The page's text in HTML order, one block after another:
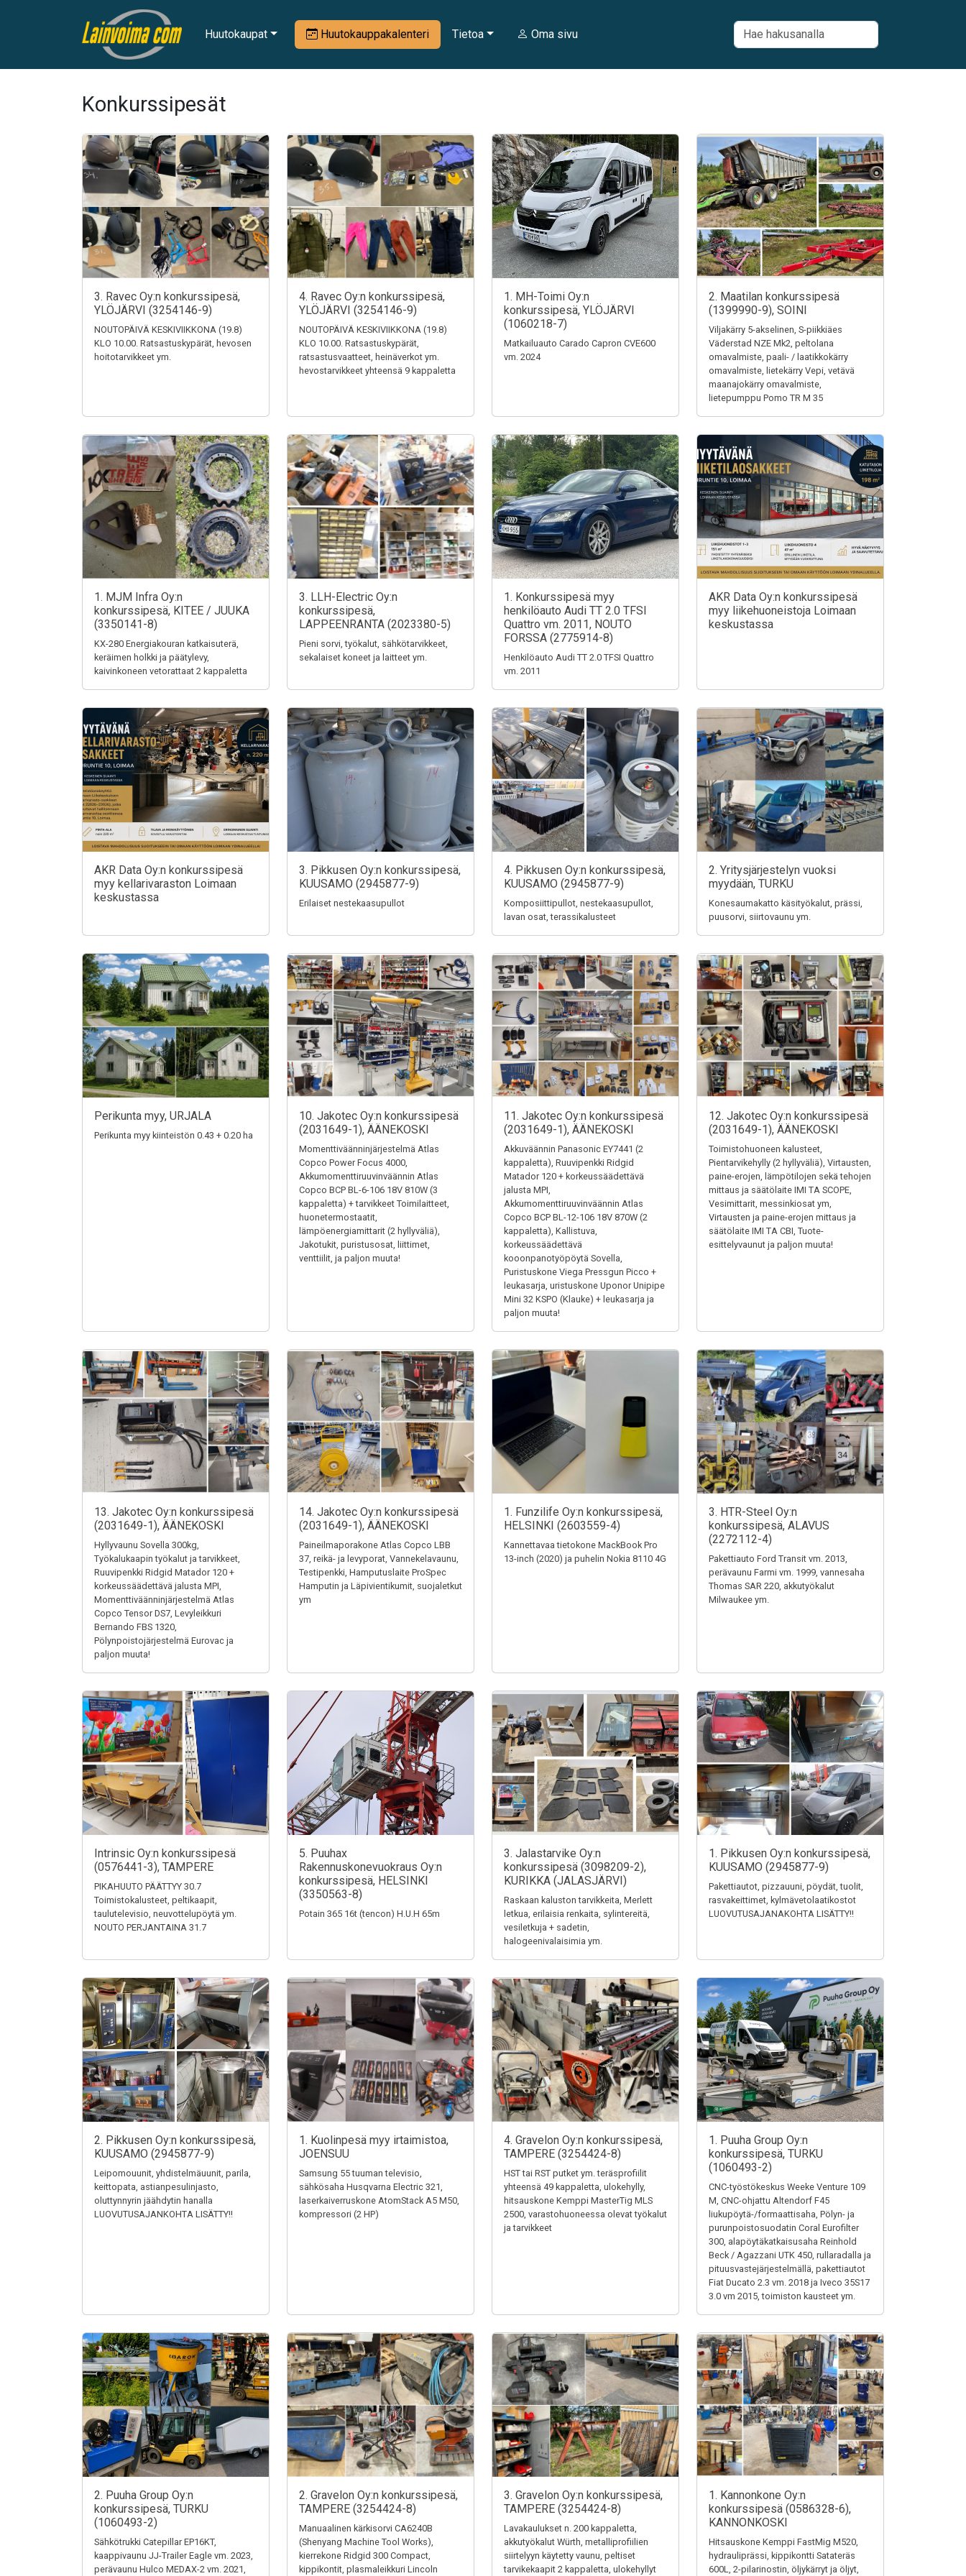
Huutokaupat Huutokauppakalenteri Tietoa Oma sivu
Konkurssipesät
3. Ravec Oy:n konkurssipesä,
YLÖJÄRVI (3254146-9)
NOUTOPÄIVÄ KESKIVIIKKONA (19.8)
KLO 10.00. Ratsastuskypärät, hevosen
hoitotarvikkeet ym.
4. Ravec Oy:n konkurssipesä,
YLÖJÄRVI (3254146-9)
NOUTOPÄIVÄ KESKIVIIKKONA (19.8)
KLO 10.00. Ratsastuskypärät,
ratsastusvaatteet, heinäverkot ym.
hevostarvikkeet yhteensä 9 kappaletta
1. MH-Toimi Oy:n
konkurssipesä, YLÖJÄRVI
(1060218-7)
Matkailuauto Carado Capron CVE600
vm. 2024
2. Maatilan konkurssipesä
(1399990-9), SOINI
Viljakärry 5-akselinen, S-piikkiäes
Väderstad NZE Mk2, peltolana
omavalmiste, paali- / laatikkokärry
omavalmiste, lietekärry Vepi, vetävä
maanajokärry omavalmiste,
lietepumppu Pomo TR M 35
1. MJM Infra Oy:n
konkurssipesä, KITEE / JUUKA
(3350141-8)
KX-280 Energiakouran katkaisuterä,
keräimen holkki ja päätylevy,
kaivinkoneen vetorattaat 2 kappaletta
3. LLH-Electric Oy:n
konkurssipesä,
LAPPEENRANTA (2023380-5)
Pieni sorvi, työkalut, sähkötarvikkeet,
sekalaiset koneet ja laitteet ym.
1. Konkurssipesä myy
henkilöauto Audi TT 2.0 TFSI
Quattro vm. 2011, NOUTO
FORSSA (2775914-8)
Henkilöauto Audi TT 2.0 TFSI Quattro
vm. 2011
AKR Data Oy:n konkurssipesä
myy liikehuoneistoja Loimaan
keskustassa
AKR Data Oy:n konkurssipesä
myy kellarivaraston Loimaan
keskustassa
3. Pikkusen Oy:n konkurssipesä,
KUUSAMO (2945877-9)
Erilaiset nestekaasupullot
4. Pikkusen Oy:n konkurssipesä,
KUUSAMO (2945877-9)
Komposiittipullot, nestekaasupullot,
lavan osat, terassikalusteet
2. Yritysjärjestelyn vuoksi
myydään, TURKU
Konesaumakatto käsityökalut, prässi,
puusorvi, siirtovaunu ym.
Perikunta myy, URJALA
Perikunta myy kiinteistön 0.43 + 0.20 ha
10. Jakotec Oy:n konkurssipesä
(2031649-1), ÄÄNEKOSKI
Momenttiväänninjärjestelmä Atlas
Copco Power Focus 4000,
Akkumomenttiruuvinväännin Atlas
Copco BCP BL-6-106 18V 810W (3
kappaletta) + tarvikkeet Toimilaitteet,
huonetermostaatit,
lämpöenergiamittarit (2 hyllyväliä),
Jakotukit, puristusosat, liittimet,
venttiilit, ja paljon muuta!
11. Jakotec Oy:n konkurssipesä
(2031649-1), ÄÄNEKOSKI
Akkuväännin Panasonic EY7441 (2
kappaletta), Ruuvipenkki Ridgid
Matador 120 + korkeussäädettävä
jalusta MPI,
Akkumomenttiruuvinväännin Atlas
Copco BCP BL-12-106 18V 870W (2
kappaletta), Kallistuva,
korkeussäädettävä
kooonpanotyöpöytä Sovella,
Puristuskone Viega Pressgun Picco +
leukasarja, uristuskone Uponor Unipipe
Mini 32 KSPO (Klauke) + leukasarja ja
paljon muuta!
12. Jakotec Oy:n konkurssipesä
(2031649-1), ÄÄNEKOSKI
Toimistohuoneen kalusteet,
Pientarvikehylly (2 hyllyväliä), Virtausten,
paine-erojen, lämpötilojen sekä tehojen
mittaus ja säätölaite IMI TA SCOPE,
Vesimittarit, messinkiosat ym,
Virtausten ja paine-erojen mittaus ja
säätölaite IMI TA CBI, Tuote-
esittelyvaunut ja paljon muuta!
13. Jakotec Oy:n konkurssipesä
(2031649-1), ÄÄNEKOSKI
Hyllyvaunu Sovella 300kg,
Työkalukaapin työkalut ja tarvikkeet,
Ruuvipenkki Ridgid Matador 120 +
korkeussäädettävä jalusta MPI,
Momenttiväänninjärjestelmä Atlas
Copco Tensor DS7, Levyleikkuri
Bernando FBS 1320,
Pölynpoistojärjestelmä Eurovac ja
paljon muuta!
14. Jakotec Oy:n konkurssipesä
(2031649-1), ÄÄNEKOSKI
Paineilmaporakone Atlas Copco LBB
37, reikä- ja levyporat, Vannekelavaunu,
Testipenkki, Hamputuslaite ProSpec
Hamputin ja Läpivientikumit, suojaletkut
ym
1. Funzilife Oy:n konkurssipesä,
HELSINKI (2603559-4)
Kannettavaa tietokone MackBook Pro
13-inch (2020) ja puhelin Nokia 8110 4G
3. HTR-Steel Oy:n
konkurssipesä, ALAVUS
(2272112-4)
Pakettiauto Ford Transit vm. 2013,
perävaunu Farmi vm. 1999, vannesaha
Thomas SAR 220, akkutyökalut
Milwaukee ym.
Intrinsic Oy:n konkurssipesä
(0576441-3), TAMPERE
PIKAHUUTO PÄÄTTYY 30.7
Toimistokalusteet, peltikaapit,
taulutelevisio, neuvottelupöytä ym.
NOUTO PERJANTAINA 31.7
5. Puuhax
Rakennuskonevuokraus Oy:n
konkurssipesä, HELSINKI
(3350563-8)
Potain 365 16t (tencon) H.U.H 65m
3. Jalastarvike Oy:n
konkurssipesä (3098209-2),
KURIKKA (JALASJÄRVI)
Raskaan kaluston tarvikkeita, Merlett
letkua, erilaisia renkaita, sylintereitä,
vesiletkuja + sadetin,
halogeenivalaisimia ym.
1. Pikkusen Oy:n konkurssipesä,
KUUSAMO (2945877-9)
Pakettiautot, pizzauuni, pöydät, tuolit,
rasvakeittimet, kylmävetolaatikostot
LUOVUTUSAJANAKOHTA LISÄTTY!!
2. Pikkusen Oy:n konkurssipesä,
KUUSAMO (2945877-9)
Leipomouunit, yhdistelmäuunit, parila,
keittopata, astianpesulinjasto,
oluttynnyrin jäähdytin hanalla
LUOVUTUSAJANKOHTA LISÄTTY!!
1. Kuolinpesä myy irtaimistoa,
JOENSUU
Samsung 55 tuuman televisio,
sähkösaha Husqvarna Electric 321,
laserkaiverruskone AtomStack A5 M50,
kompressori (2 HP)
4. Gravelon Oy:n konkurssipesä,
TAMPERE (3254424-8)
HST tai RST putket ym. teräsprofiilit
yhteensä 49 kappaletta, ulokehylly,
hitsauskone Kemppi MasterTig MLS
2500, varastohuoneessa olevat työkalut
ja tarvikkeet
1. Puuha Group Oy:n
konkurssipesä, TURKU
(1060493-2)
CNC-työstökeskus Weeke Venture 109
M, CNC-ohjattu Altendorf F45
liukupöytä-/formaattisaha, Pölyn- ja
purunpoistosuodatin Coral Eurofilter
300, alapöytäkatkaisusaha Reinhold
Beck / Agazzani UTK 450, rullaradalla ja
pituusvastejärjestelmällä, pakettiautot
Fiat Ducato 2.3 vm. 2018 ja Iveco 35S17
3.0 vm 2015, toimiston kausteet ym.
2. Puuha Group Oy:n
konkurssipesä, TURKU
(1060493-2)
Sähkötrukki Catepillar EP16KT,
kaappivaunu JJ-Trailer Eagle vm. 2023,
perävaunu Hulco MEDAX-2 vm. 2021,
2. Gravelon Oy:n konkurssipesä,
TAMPERE (3254424-8)
Manuaalinen kärkisorvi CA6240B
(Shenyang Machine Tool Works),
kierrekone Ridgid 300 Compact,
kippikontit, plasmaleikkuri Lincoln
3. Gravelon Oy:n konkurssipesä,
TAMPERE (3254424-8)
Lavakaulukset n. 200 kappaletta,
akkutyökalut Würth, metalliprofiilien
siirtelyyn käytetty vaunu, peltiset
tarvikekaapit 2 kappaletta, ulokehyllyt
1. Kannonkone Oy:n
konkurssipesä (0586328-6),
KANNONKOSKI
Hitsauskone Kemppi FastMig M520,
hydrauliprässi, kippikontti Satateräs
600L, 2-pilarinostin, öljykärryt ja öljyt,